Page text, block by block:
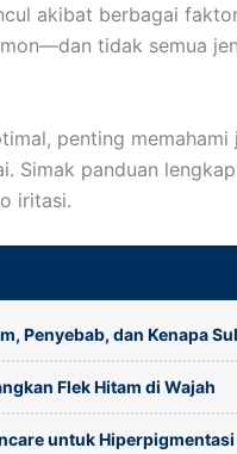
akibat berbagai
tidak semua
penting
Simak panduan
iritasi.
Penyebab, dan Kenapa
Flek Hitam di Wajah
untuk Hiperpigmentasi